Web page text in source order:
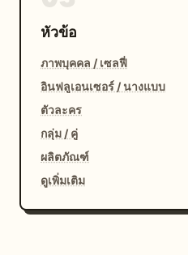
หัวข้อ
ภาพบุคคล / เซลฟี่
อินฟลูเอนเซอร์ / นางแบบ
ตัวละคร
กลุ่ม / คู่
ผลิตภัณฑ์
ดูเพิ่มเติม